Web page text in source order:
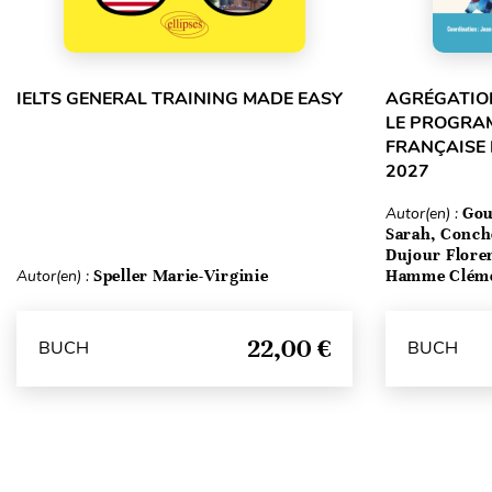
IELTS GENERAL TRAINING MADE EASY
Autor(en) : Speller Marie-Virginie
BUCH 22,00 €
LE
2027
Autor(en) :
Sarah,
Dujour
Hamme
BUCH